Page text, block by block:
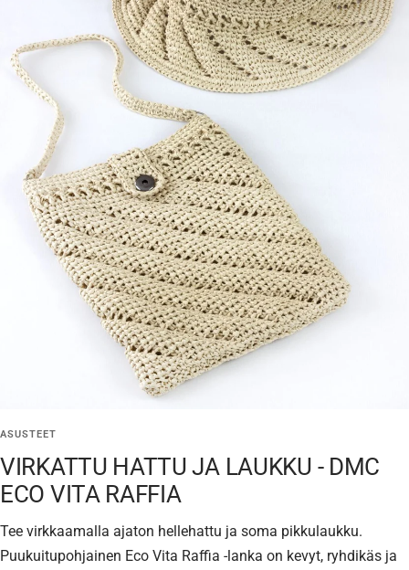
ASUSTEET
VIRKATTU HATTU JA LAUKKU - DMC
ECO VITA RAFFIA
Tee virkkaamalla ajaton hellehattu ja soma pikkulaukku.
Puukuitupohjainen Eco Vita Raffia -lanka on kevyt, ryhdikäs ja